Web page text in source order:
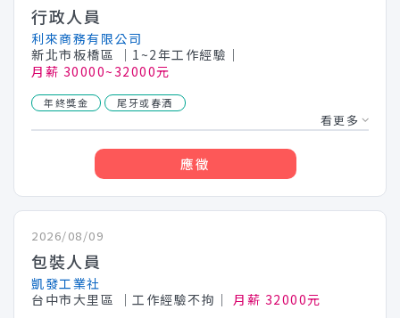
行政人員
利來商務有限公司
新北市板橋區
│1~2年工作經驗│
月薪 30000~32000元
年終獎金 尾牙或春酒
看更多
應徵
2026/08/09
包裝人員
凱發工業社
台中市大里區
│工作經驗不拘│ 月薪 32000元